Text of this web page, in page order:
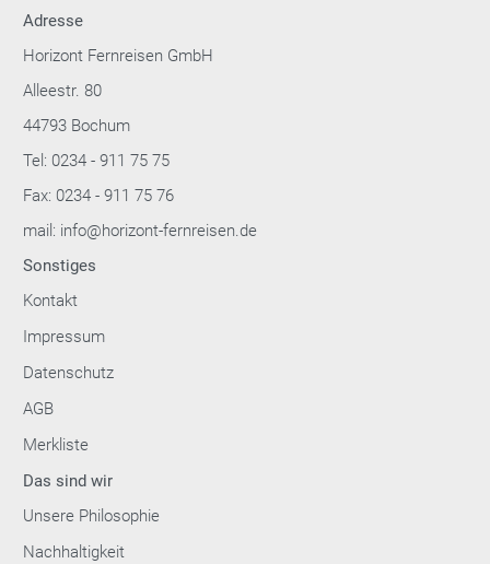
Adresse
Horizont Fernreisen GmbH
Alleestr. 80
44793 Bochum
Tel: 0234 - 911 75 75
Fax: 0234 - 911 75 76
mail: info@horizont-fernreisen.de
Sonstiges
Kontakt
Impressum
Datenschutz
AGB
Merkliste
Das sind wir
Unsere Philosophie
Nachhaltigkeit